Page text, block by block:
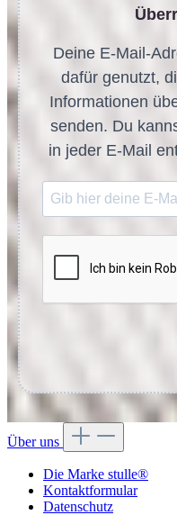
Deine E-Mail-
dafür genutzt,
Informationen
senden. Du
in jeder E-Mail
Über uns
Die Marke stulle®
Kontaktformular
Datenschutz